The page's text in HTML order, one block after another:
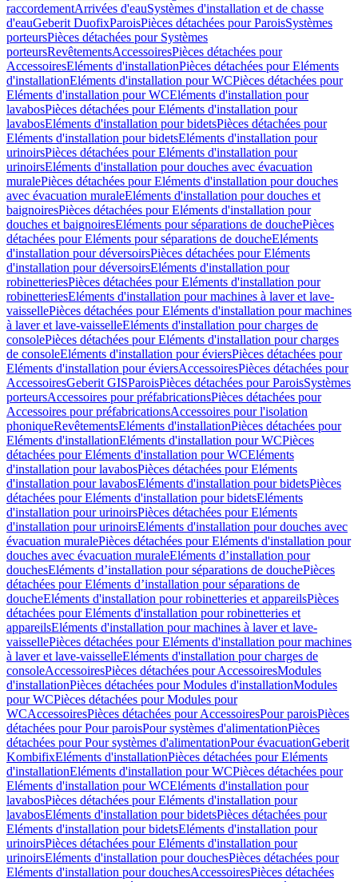
raccordementArrivées d'eauSystèmes d'installation et de chasse
d'eauGeberit DuofixParoisPièces détachées pour ParoisSystèmes
porteursPièces détachées pour Systèmes
porteursRevêtementsAccessoiresPièces détachées pour
AccessoiresEléments d'installationPièces détachées pour Eléments
d'installationEléments d'installation pour WCPièces détachées pour
Eléments d'installation pour WCEléments d'installation pour
lavabosPièces détachées pour Eléments d'installation pour
lavabosEléments d'installation pour bidetsPièces détachées pour
Eléments d'installation pour bidetsEléments d'installation pour
urinoirsPièces détachées pour Eléments d'installation pour
urinoirsEléments d'installation pour douches avec évacuation
muralePièces détachées pour Eléments d'installation pour douches
avec évacuation muraleEléments d'installation pour douches et
baignoiresPièces détachées pour Eléments d'installation pour
douches et baignoiresEléments pour séparations de douchePièces
détachées pour Eléments pour séparations de doucheEléments
d'installation pour déversoirsPièces détachées pour Eléments
d'installation pour déversoirsEléments d'installation pour
robinetteriesPièces détachées pour Eléments d'installation pour
robinetteriesEléments d'installation pour machines à laver et lave-
vaissellePièces détachées pour Eléments d'installation pour machines
à laver et lave-vaisselleEléments d'installation pour charges de
consolePièces détachées pour Eléments d'installation pour charges
de consoleEléments d'installation pour éviersPièces détachées pour
Eléments d'installation pour éviersAccessoiresPièces détachées pour
AccessoiresGeberit GISParoisPièces détachées pour ParoisSystèmes
porteursAccessoires pour préfabricationsPièces détachées pour
Accessoires pour préfabricationsAccessoires pour l'isolation
phoniqueRevêtementsEléments d'installationPièces détachées pour
Eléments d'installationEléments d'installation pour WCPièces
détachées pour Eléments d'installation pour WCEléments
d'installation pour lavabosPièces détachées pour Eléments
d'installation pour lavabosEléments d'installation pour bidetsPièces
détachées pour Eléments d'installation pour bidetsEléments
d'installation pour urinoirsPièces détachées pour Eléments
d'installation pour urinoirsEléments d'installation pour douches avec
évacuation muralePièces détachées pour Eléments d'installation pour
douches avec évacuation muraleEléments d’installation pour
douchesEléments d’installation pour séparations de douchePièces
détachées pour Eléments d’installation pour séparations de
doucheEléments d'installation pour robinetteries et appareilsPièces
détachées pour Eléments d'installation pour robinetteries et
appareilsEléments d'installation pour machines à laver et lave-
vaissellePièces détachées pour Eléments d'installation pour machines
à laver et lave-vaisselleEléments d'installation pour charges de
consoleAccessoiresPièces détachées pour AccessoiresModules
d'installationPièces détachées pour Modules d'installationModules
pour WCPièces détachées pour Modules pour
WCAccessoiresPièces détachées pour AccessoiresPour paroisPièces
détachées pour Pour paroisPour systèmes d'alimentationPièces
détachées pour Pour systèmes d'alimentationPour évacuationGeberit
KombifixEléments d'installationPièces détachées pour Eléments
d'installationEléments d'installation pour WCPièces détachées pour
Eléments d'installation pour WCEléments d'installation pour
lavabosPièces détachées pour Eléments d'installation pour
lavabosEléments d'installation pour bidetsPièces détachées pour
Eléments d'installation pour bidetsEléments d'installation pour
urinoirsPièces détachées pour Eléments d'installation pour
urinoirsEléments d'installation pour douchesPièces détachées pour
Eléments d'installation pour douchesAccessoiresPièces détachées